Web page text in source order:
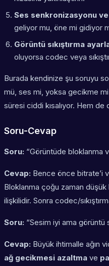
Ses senkronizasyonu
geliyor mu, öne mi gidiyor
Görüntü sıkıştırma
oluyorsa codec veya
Burada kendinize şu soruyu
mü, ses mi, yoksa gecikme
süresi ciddi kısalıyor. Hem de
Soru-Cevap
Soru: “Görüntüde bloklanma
Cevap: Bence önce bitrate’i
Bloklanma çoğu zaman
ilişkilidir. Sonra codec/
Soru: “Sesim iyi ama görüntü
Cevap: Büyük ihtimalle ağın
ağ gecikmesi azaltma ve